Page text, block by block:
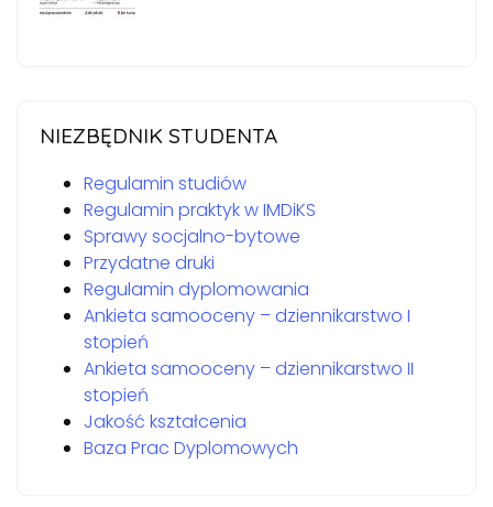
NIEZBĘDNIK STUDENTA
Regulamin studiów
Regulamin praktyk w IMDiKS
Sprawy socjalno-bytowe
Przydatne druki
Regulamin dyplomowania
Ankieta samooceny – dziennikarstwo I
stopień
Ankieta samooceny – dziennikarstwo II
stopień
Jakość kształcenia
Baza Prac Dyplomowych